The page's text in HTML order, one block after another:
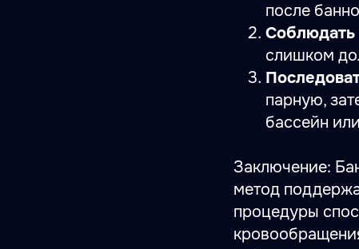
после
Соблюдать
слишком
парную,
бассейн
Заключение:
метод
процедуры